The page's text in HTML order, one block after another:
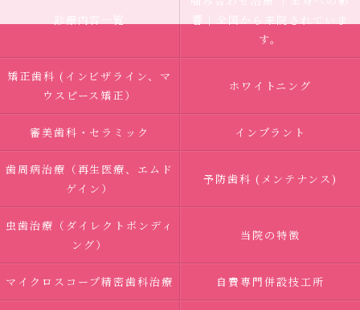
診療内容一覧
響｜全国から来院されていま
す。
矯正歯科 (インビザライン、マ
ウスピース矯正）
ホワイトニング
審美歯科・セラミック インプラント
歯周病治療（再生医療、エムド
ゲイン）
予防歯科 (メンテナンス)
虫歯治療（ダイレクトボンディ
ング）
当院の特徴
マイクロスコープ精密歯科治療 自費専門併設技工所